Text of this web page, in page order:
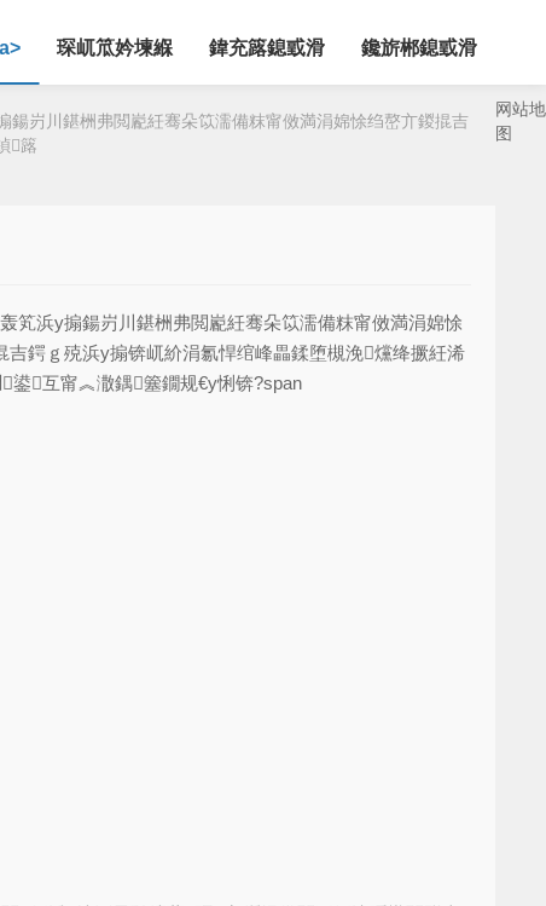
琛屼笟妗堜緥 鍏充簬鎴戜滑 鑱旂郴鎴戜滑
岃川鍖栦弗閲嶏紝骞朵笖濡備粖甯傚満涓婂悇绉嶅亣鍐掍吉
簬
笂浜у搧鍚岃川鍖栦弗閲嶏紝骞朵笖濡備粖甯傚満涓婂悇
鍔ｇ殑浜у搧锛屼紒涓氱悍绾峰畾鍒堕槻浼爣绛撅紝浠
鍙互甯︽潵鍝簺鐗规€у悧锛?span
网站地
图